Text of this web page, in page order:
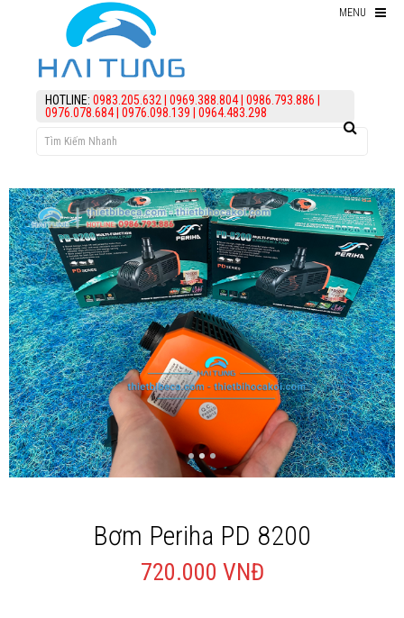
MENU
HOTLINE: 0983.205.632 0969.388.804| 0986.793.886
0976.078.684| 0976.098.139 0964.483.298
Bơm Periha PD 8200
720.000 VNĐ
Thiết bị hồ Koi
Thức ăn cho cá koi
điều trị bệnh Cá Koi
Vi Sinh Hồ Koi
assign('article_categories',
article_categories_tree('0')); ?>
Làm lọc hồ koi
KIẾN THỨC
HỖ TRỢ
Giới thiệu
Liên Hệ